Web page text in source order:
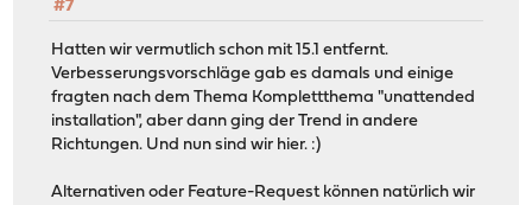
#7
Hatten wir vermutlich schon mit 15.1 entfernt.
Verbesserungsvorschläge gab es damals und einige
fragten nach dem Thema Komplettthema "unattended
installation", aber dann ging der Trend in andere
Richtungen. Und nun sind wir hier. :)
Alternativen oder Feature-Request können natürlich wir